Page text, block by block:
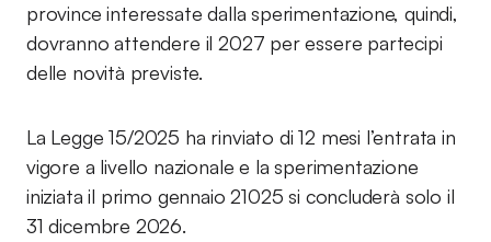
province interessate dalla sperimentazione, quindi,
dovranno attendere il 2027 per essere partecipi
delle novità previste.
La Legge 15/2025 ha rinviato di 12 mesi l’entrata in
vigore a livello nazionale e la sperimentazione
iniziata il primo gennaio 21025 si concluderà solo il
31 dicembre 2026.